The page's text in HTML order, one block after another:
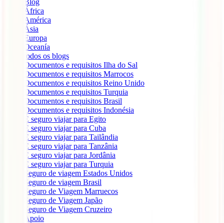
África
América
Ásia
Europa
Oceanía
todos os blogs
Documentos e requisitos Ilha do Sal
Documentos e requisitos Marrocos
Documentos e requisitos Reino Unido
Documentos e requisitos Turquia
Documentos e requisitos Brasil
Documentos e requisitos Indonésia
É seguro viajar para Egito
É seguro viajar para Cuba
É seguro viajar para Tailândia
É seguro viajar para Tanzânia
É seguro viajar para Jordânia
É seguro viajar para Turquia
Seguro de viagem Estados Unidos
Seguro de viagem Brasil
Seguro de Viagem Marruecos
Seguro de Viagem Japão
Seguro de Viagem Cruzeiro
Apoio